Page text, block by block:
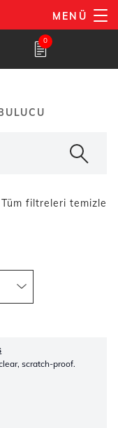
MENÜ
0
Tüm filtreleri temizle
scratch-proof.